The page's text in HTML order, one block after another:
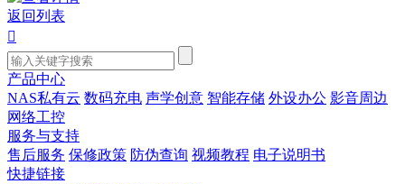
返回列表

产品中心
NAS私有云 数码充电 声学创意 智能存储 外设办公 影音周边
网络工控
服务与支持
售后服务 保修政策 防伪查询 视频教程 电子说明书
快捷链接